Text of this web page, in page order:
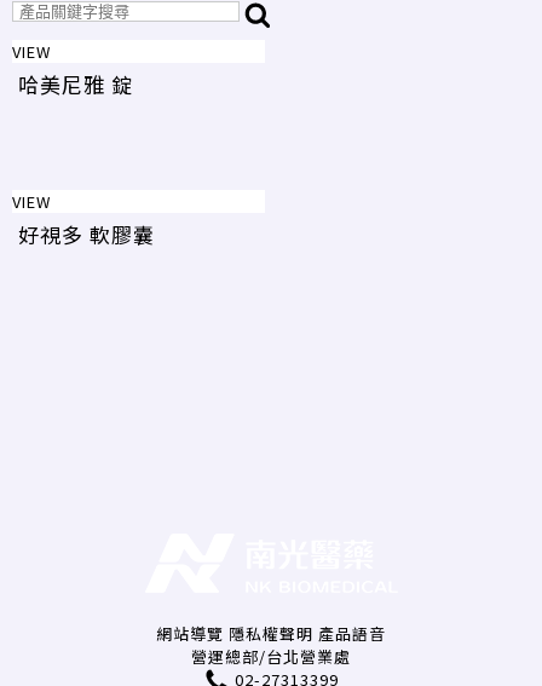
VIEW
哈美尼雅 錠
VIEW
好視多 軟膠囊
網站導覽 隱私權聲明 產品語音
營運總部/台北營業處
02-27313399